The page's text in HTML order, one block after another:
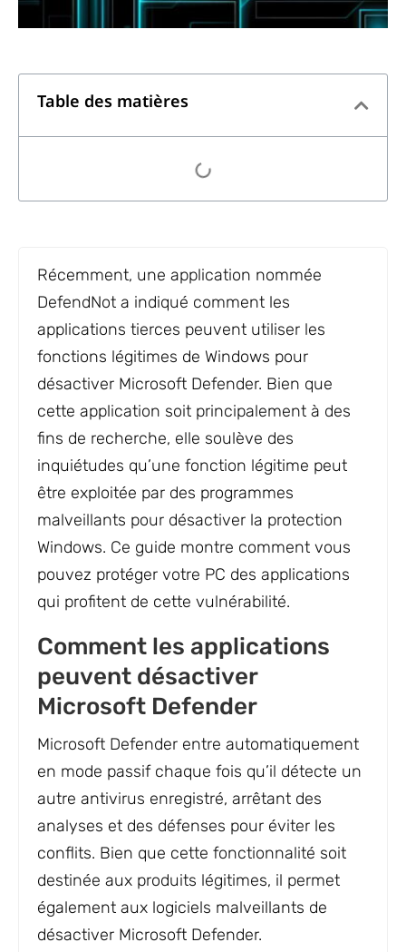
Table des matières
Récemment, une application nommée
DefendNot a indiqué comment les
applications tierces peuvent utiliser les
fonctions légitimes de Windows pour
désactiver Microsoft Defender. Bien que
cette application soit principalement à des
fins de recherche, elle soulève des
inquiétudes qu’une fonction légitime peut
être exploitée par des programmes
malveillants pour désactiver la protection
Windows. Ce guide montre comment vous
pouvez protéger votre PC des applications
qui profitent de cette vulnérabilité.
Comment les applications
peuvent désactiver
Microsoft Defender
Microsoft Defender entre automatiquement
en mode passif chaque fois qu’il détecte un
autre antivirus enregistré, arrêtant des
analyses et des défenses pour éviter les
conflits. Bien que cette fonctionnalité soit
destinée aux produits légitimes, il permet
également aux logiciels malveillants de
désactiver Microsoft Defender.